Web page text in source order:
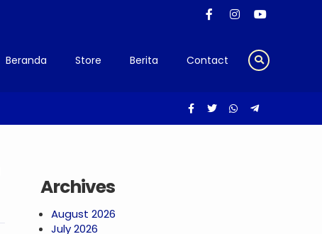
Beranda Store Berita
Contact
Archives
August 2026
July 2026